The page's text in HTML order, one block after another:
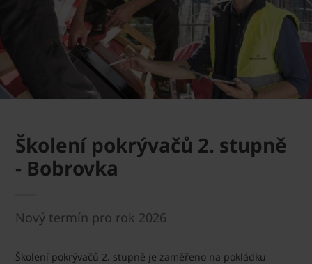
Školení pokrývačů 2. stupně
- Bobrovka
Nový termín pro rok 2026
Školení pokrývačů 2. stupně je zaměřeno na pokládku